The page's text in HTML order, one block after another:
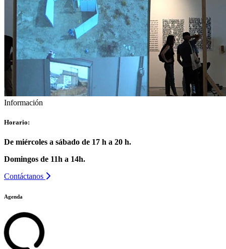
Información
Horario:
De miércoles a sábado de 17 h a 20 h.
Domingos de 11h a 14h.
Contáctanos
Agenda